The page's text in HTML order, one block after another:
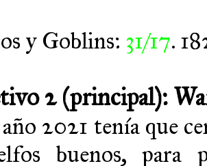
y Goblins: 31/17.
2 (principal):
2021 tenía que
buenos, para